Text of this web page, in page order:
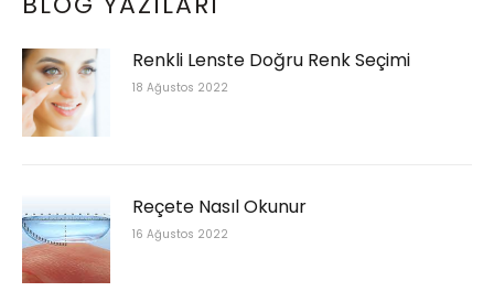
Renkli Lenste Doğru Renk Seçimi
18 Ağustos 2022
Reçete Nasıl Okunur
16 Ağustos 2022